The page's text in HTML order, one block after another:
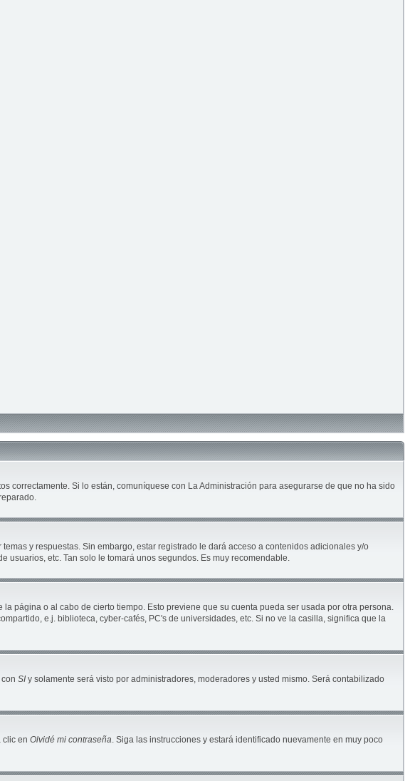
correctamente. Si lo están, comuníquese con La Administración para asegurarse de que no ha sido
y respuestas. Sin embargo, estar registrado le dará acceso a contenidos adicionales y/o
usuarios, etc. Tan solo le tomará unos segundos. Es muy recomendable.
página o al cabo de cierto tiempo. Esto previene que su cuenta pueda ser usada por otra persona.
e.j. biblioteca, cyber-cafés, PC's de universidades, etc. Si no ve la casilla, significa que la
SI y solamente será visto por administradores, moderadores y usted mismo. Será contabilizado
clic en Olvidé mi contraseña. Siga las instrucciones y estará identificado nuevamente en muy poco